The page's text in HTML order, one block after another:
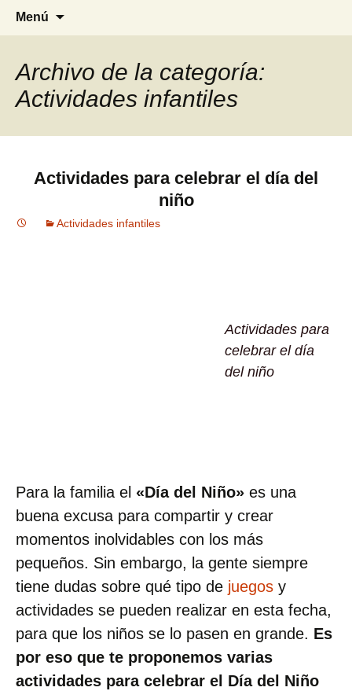
Saltar
al MI PRIMERA INFANCIA
Blog especializado en la Primera
Infancia
Menú
Archivo de la categoría:
Actividades infantiles
Actividades para celebrar el día del
niño
Actividades infantiles
Actividades para
celebrar el día
del niño
Para la familia el «Día del Niño» es una
buena excusa para compartir y crear
momentos inolvidables con los más
pequeños. Sin embargo, la gente siempre
tiene dudas sobre qué tipo de juegos y
actividades se pueden realizar en esta fecha,
para que los niños se lo pasen en grande. Es
por eso que te proponemos varias
actividades para celebrar el Día del Niño